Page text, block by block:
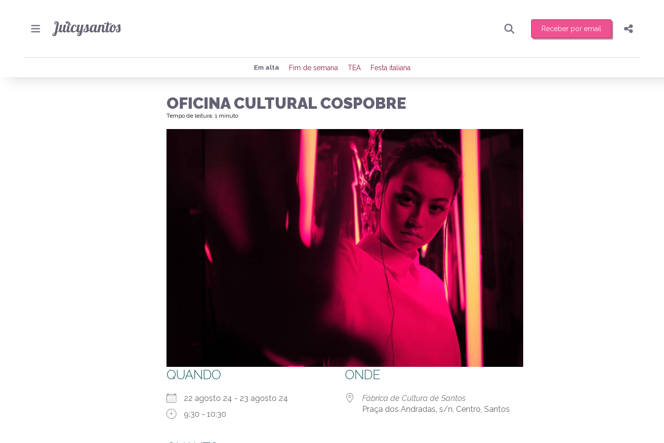
Receber por email
Preencha seus dados para receber toda sexta-feira de manhã o resumo
de eventos e notícias da região.
Quero receber novidades
Compartilhar
Em alta Fim de semana TEA Festa italiana
OFICINA CULTURAL COSPOBRE
Tempo de leitura: 1 minuto
QUANDO
22 agosto 24 - 23 agosto 24
9:30 - 10:30
ONDE
Fábrica de Cultura de Santos
Praça dos Andradas, s/n, Centro, Santos